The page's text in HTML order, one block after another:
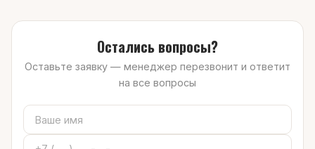
Остались вопросы?
Оставьте заявку — менеджер перезвонит и ответит
на все вопросы